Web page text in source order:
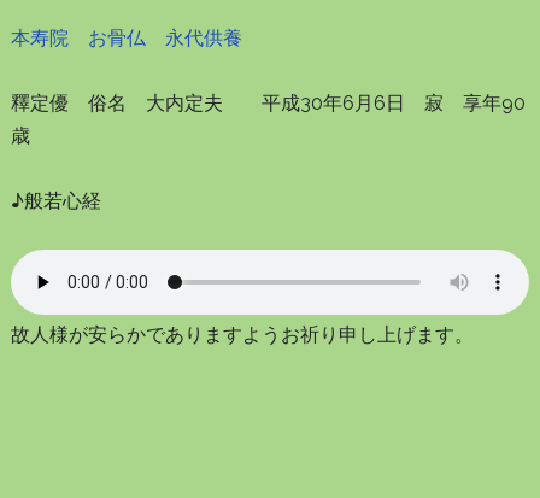
本寿院 お骨仏 永代供養
釋定優 俗名 大内定夫 平成30年6月6日 寂 享年90
歳
♪般若心経
故人様が安らかでありますようお祈り申し上げます。